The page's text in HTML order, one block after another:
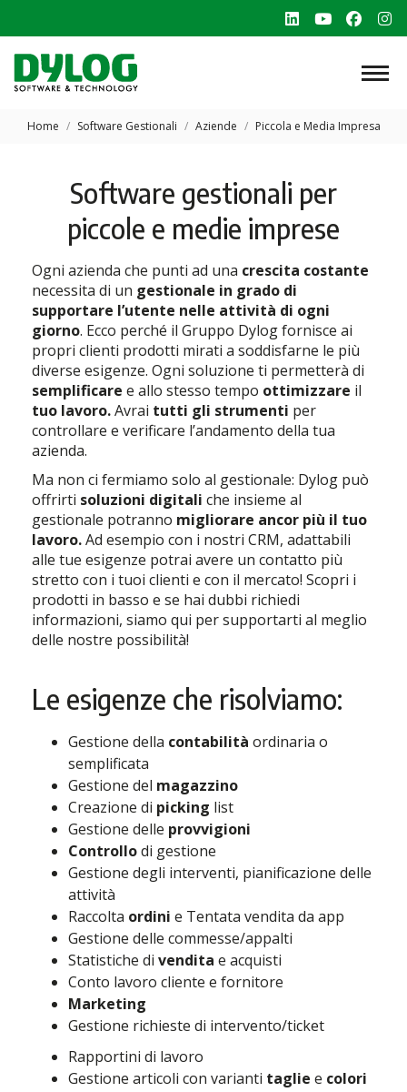
Linkedin
new
YouTube
opens
new
opens
new
Tu sei qui:
Home Software Gestionali Aziende Piccola e Media Impresa
Software gestionali per
piccole e medie imprese
Ogni azienda che punti ad una crescita costante
necessita di un gestionale in grado di
supportare l’utente nelle attività di ogni
giorno. Ecco perché il Gruppo Dylog fornisce ai
propri clienti prodotti mirati a soddisfarne le più
diverse esigenze. Ogni soluzione ti permetterà di
semplificare e allo stesso tempo ottimizzare il
tuo lavoro.Avrai tutti gli strumenti per
controllare e verificare l’andamento della tua
azienda.
Ma non ci fermiamo solo al gestionale: Dylog può
offrirti soluzioni digitali che insieme al
gestionale potranno migliorare ancor più il tuo
lavoro.Ad esempio con i nostri CRM, adattabili
alle tue esigenze potrai avere un contatto più
stretto con i tuoi clienti e con il mercato! Scopri i
prodotti in basso e se hai dubbi richiedi
informazioni, siamo qui per supportarti al meglio
delle nostre possibilità!
Le esigenze che risolviamo:
Gestione della contabilità ordinaria o
semplificata
Gestione del magazzino
Creazione di picking list
Gestione delle provvigioni
Controllodi gestione
Gestione degli interventi, pianificazione delle
attività
Raccolta ordini e Tentata vendita da app
Gestione delle commesse/appalti
Statistiche di vendita e acquisti
Conto lavoro cliente e fornitore
Marketing
Gestione richieste di intervento/ticket
Rapportini di lavoro
Gestione articoli con varianti taglie e colori